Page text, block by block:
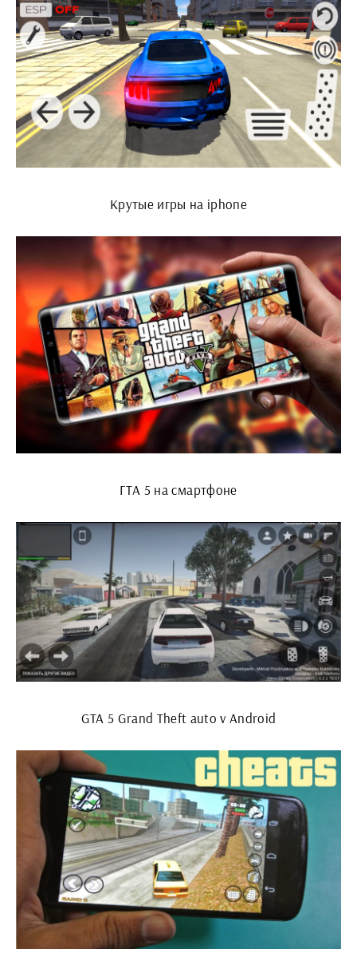
Крутые игры на iphone
ГТА 5 на смартфоне
GTA 5 Grand Theft auto v Android